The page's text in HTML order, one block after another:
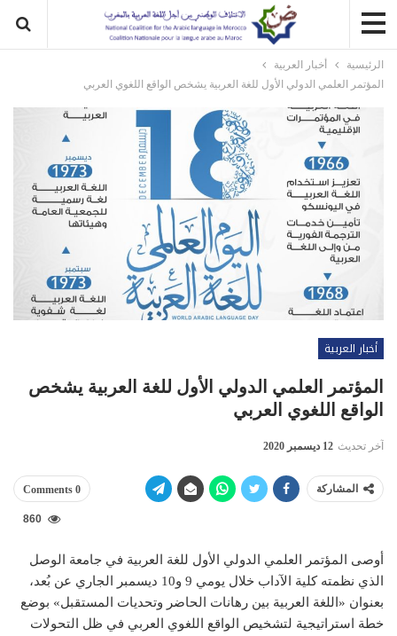
الرئيسية
أخبار العربية
المؤتمر العلمي الدولي الأول للغة العربية يشخص الواقع اللغوي العربي
أخبار العربية
المؤتمر العلمي الدولي الأول للغة العربية يشخص
الواقع اللغوي العربي
آخر تحديث 12 ديسمبر 2020
المشاركة 0 Comments
860
أوصى المؤتمر العلمي الدولي الأول للغة العربية في جامعة الوصل
الذي نظمته كلية الآداب خلال يومي 9 و10 ديسمبر الجاري عن بُعد،
بعنوان «اللغة العربية بين رهانات الحاضر وتحديات المستقبل» بوضع
خطة استراتيجية لتشخيص الواقع اللغوي العربي في ظل التحولات